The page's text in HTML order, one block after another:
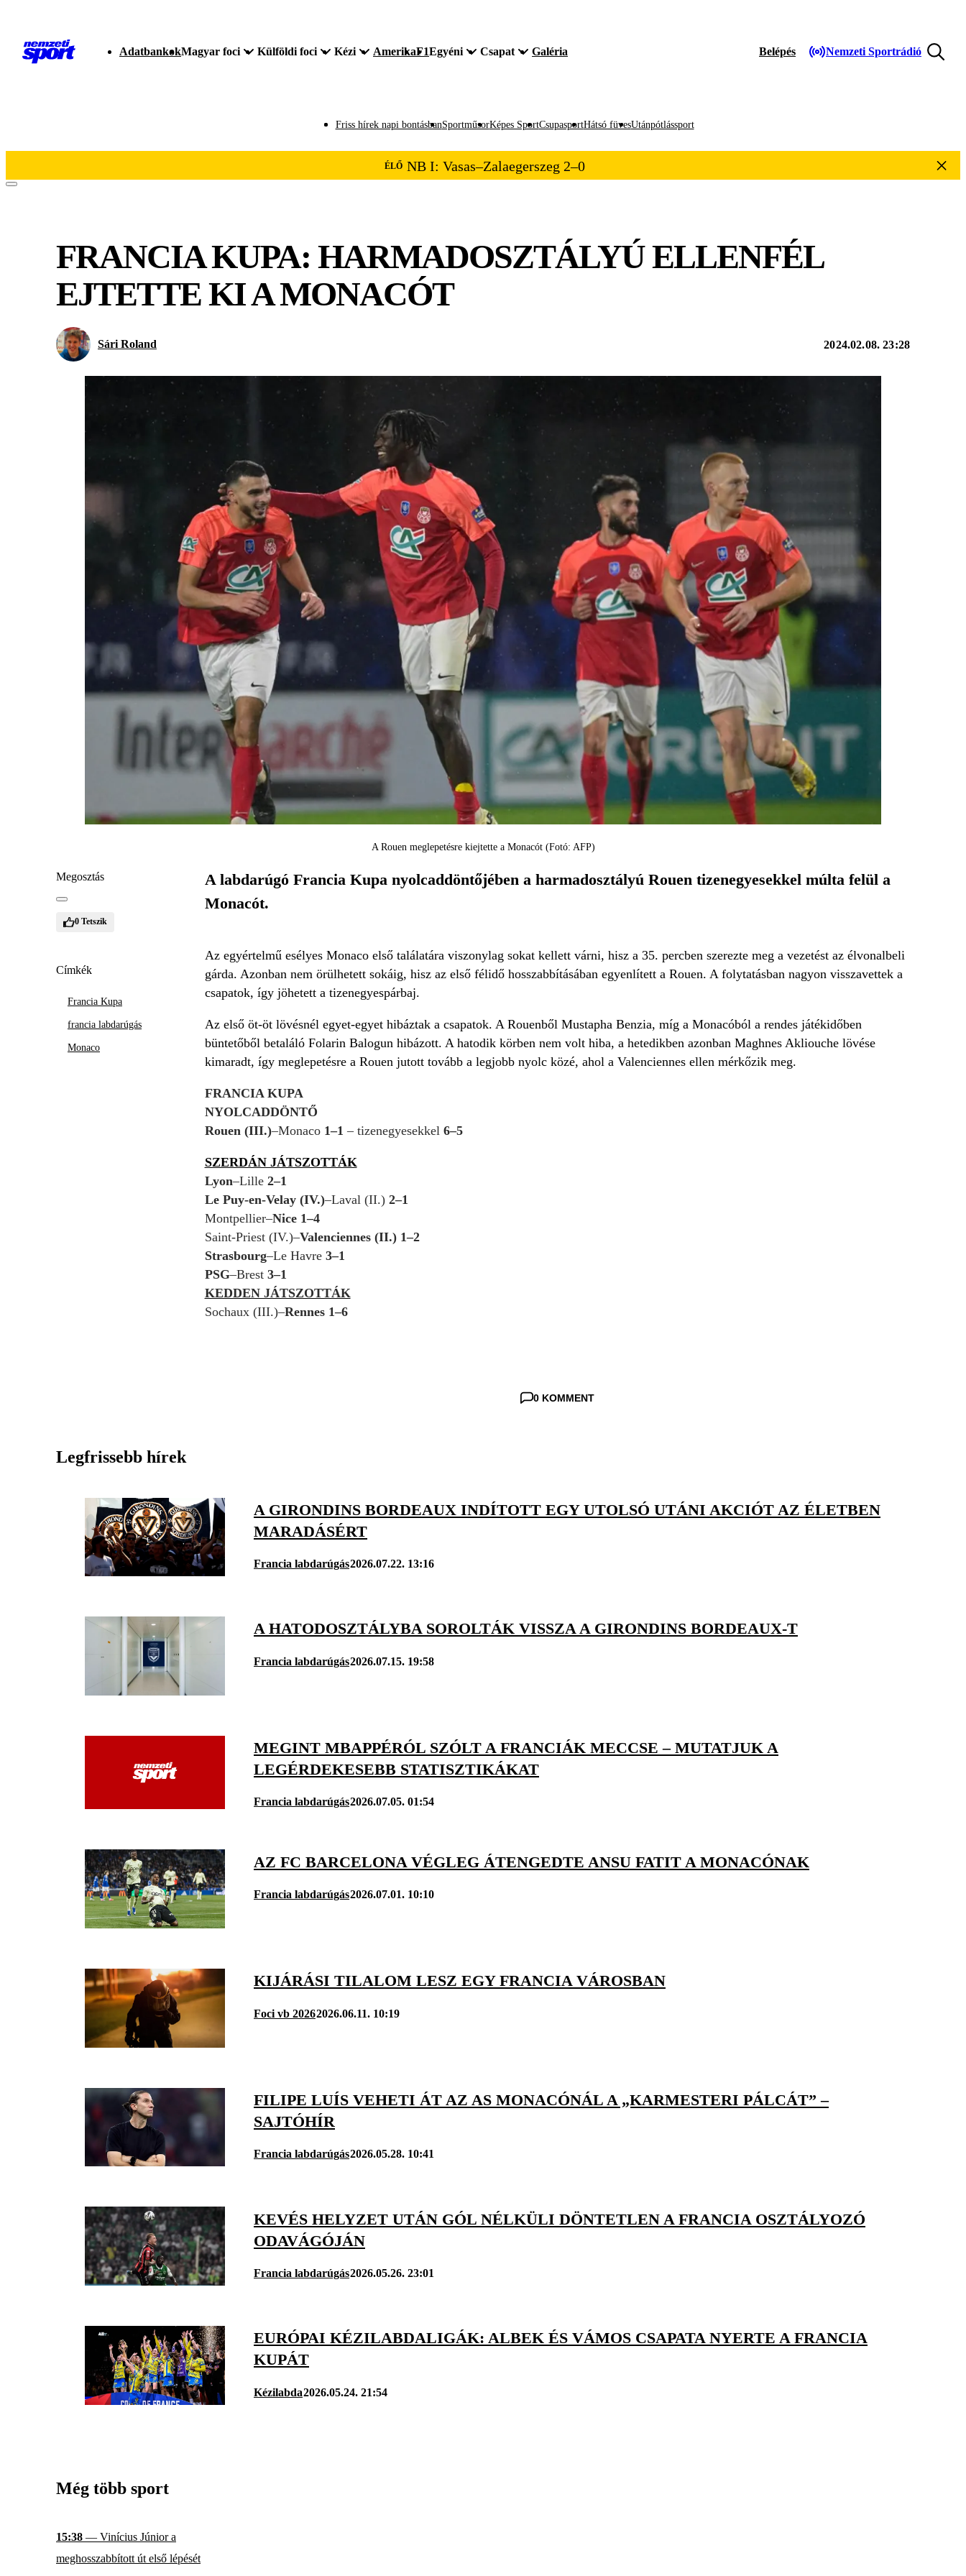
AdatbankokMagyar foci Külföldi foci Kézi AmerikaF1Egyéni Csapat Galéria Belépés Nemzeti Sportrádió
Friss hírek napi bontásbanSportműsorKépes SportCsupasportHátsó füvesUtánpótlássport
ÉLŐ NB I: Vasas–Zalaegerszeg 2–0
FRANCIA KUPA: HARMADOSZTÁLYÚ ELLENFÉL
EJTETTE KI A MONACÓT
Sári Roland 2024.02.08. 23:28
A Rouen meglepetésre kiejtette a Monacót (Fotó: AFP)
Megosztás
0 Tetszik
Címkék
Francia Kupa
francia labdarúgás
Monaco
A labdarúgó Francia Kupa nyolcaddöntőjében a harmadosztályú Rouen tizenegyesekkel múlta felül a
Monacót.
Az egyértelmű esélyes Monaco első találatára viszonylag sokat kellett várni, hisz a 35. percben szerezte meg a vezetést az élvonalbeli
gárda. Azonban nem örülhetett sokáig, hisz az első félidő hosszabbításában egyenlített a Rouen. A folytatásban nagyon visszavettek a
csapatok, így jöhetett a tizenegyespárbaj.
Az első öt-öt lövésnél egyet-egyet hibáztak a csapatok. A Rouenből Mustapha Benzia, míg a Monacóból a rendes játékidőben
büntetőből betaláló Folarin Balogun hibázott. A hatodik körben nem volt hiba, a hetedikben azonban Maghnes Akliouche lövése
kimaradt, így meglepetésre a Rouen jutott tovább a legjobb nyolc közé, ahol a Valenciennes ellen mérkőzik meg.
FRANCIA KUPA
NYOLCADDÖNTŐ
Rouen (III.)–Monaco 1–1 – tizenegyesekkel 6–5
SZERDÁN JÁTSZOTTÁK
Lyon–Lille 2–1
Le Puy-en-Velay (IV.)–Laval (II.) 2–1
Montpellier–Nice 1–4
Saint-Priest (IV.)–Valenciennes (II.) 1–2
Strasbourg–Le Havre 3–1
PSG–Brest 3–1
KEDDEN JÁTSZOTTÁK
Sochaux (III.)–Rennes 1–6
0 KOMMENT
Legfrissebb hírek
A GIRONDINS BORDEAUX INDÍTOTT EGY UTOLSÓ UTÁNI AKCIÓT AZ ÉLETBEN
MARADÁSÉRT
Francia labdarúgás2026.07.22. 13:16
A HATODOSZTÁLYBA SOROLTÁK VISSZA A GIRONDINS BORDEAUX-T
Francia labdarúgás2026.07.15. 19:58
MEGINT MBAPPÉRÓL SZÓLT A FRANCIÁK MECCSE – MUTATJUK A
LEGÉRDEKESEBB STATISZTIKÁKAT
Francia labdarúgás2026.07.05. 01:54
AZ FC BARCELONA VÉGLEG ÁTENGEDTE ANSU FATIT A MONACÓNAK
Francia labdarúgás2026.07.01. 10:10
KIJÁRÁSI TILALOM LESZ EGY FRANCIA VÁROSBAN
Foci vb 20262026.06.11. 10:19
FILIPE LUÍS VEHETI ÁT AZ AS MONACÓNÁL A „KARMESTERI PÁLCÁT” –
SAJTÓHÍR
Francia labdarúgás2026.05.28. 10:41
KEVÉS HELYZET UTÁN GÓL NÉLKÜLI DÖNTETLEN A FRANCIA OSZTÁLYOZÓ
ODAVÁGÓJÁN
Francia labdarúgás2026.05.26. 23:01
EURÓPAI KÉZILABDALIGÁK: ALBEK ÉS VÁMOS CSAPATA NYERTE A FRANCIA
KUPÁT
Kézilabda2026.05.24. 21:54
Még több sport
15:38 — Vinícius Júnior a
meghosszabbított út első lépését